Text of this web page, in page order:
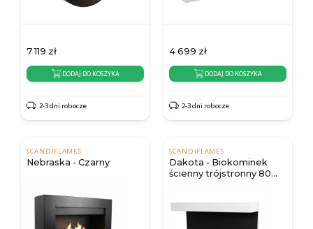
7 119 zł
DODAJ DO KOSZYKA
2-3 dni robocze
4 699 zł
DODAJ DO KOSZYKA
2-3 dni robocze
SCANDIFLAMES
Nebraska - Czarny
SCANDIFLAMES
Dakota - Biokominek
ścienny trójstronny 80